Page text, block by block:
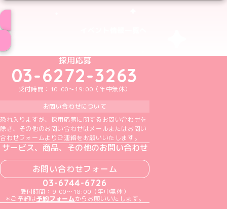
めいどりーみんTikTok公式アカウント
めいどりーみんX公式アカウント
めいどりーみんInstagram公式アカウント
めいどりーみんFacebook公式アカウン
めいどりーみんYouTube公式アカ
採用応募
03-6272-3263
受付時間：10:00～19:00（年中無休）
お問い合わせについて
恐れ入りますが、採用応募に関するお問い合わせを
除き、その他のお問い合わせはメールまたはお問い
合わせフォームよりご連絡をお願いいたします。
サービス、商品、その他のお問い合わせ
お問い合わせフォーム
03-6744-6726
受付時間：9:00～18:00（年中無休）
＊ご予約は予約フォームからお願いいたします。